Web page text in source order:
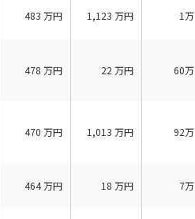
483 万円 1,123 万円 1万
478 万円 22 万円 60万
470 万円 1,013 万円 92万
464万円 18 万円 7万